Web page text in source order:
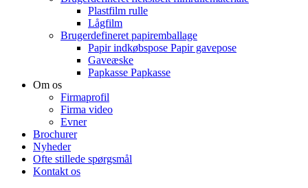
Plastfilm rulle
Lågfilm
Brugerdefineret papiremballage
Papir indkøbspose Papir gavepose
Gaveæske
Papkasse Papkasse
Om os
Firmaprofil
Firma video
Evner
Brochurer
Nyheder
Ofte stillede spørgsmål
Kontakt os